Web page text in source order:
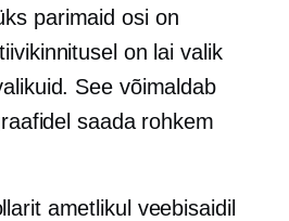
parimaid osi on
on lai valik
See võimaldab
saada rohkem
ametlikul veebisaidil